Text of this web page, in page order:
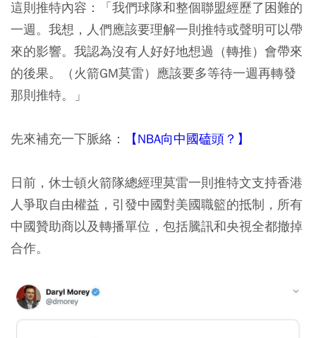
這則推特內容：「我們球隊和整個聯盟經歷了困難的
一週。我想，人們應該要理解一則推特或聲明可以帶
來的影響。我認為沒有人好好地想過（轉推）會帶來
的後果。（火箭GM莫雷）應該要多等待一週再轉發
那則推特。」
先來補充一下脈絡： 【NBA向中國磕頭？】
日前， 休士頓火箭隊總經理莫雷一則推特文支持香港
人爭取自由權益，引發中國對美國職籃的抵制，所有
中國贊助商以及轉播單位，包括騰訊和央視全都撤掉
合作。